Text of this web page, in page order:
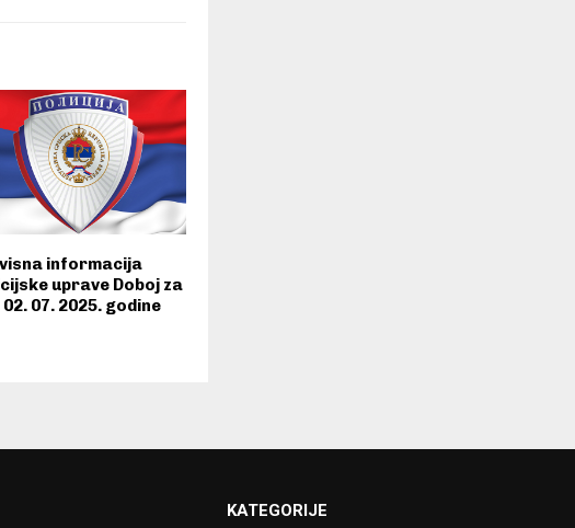
informacija
uprave Doboj za
02. 07. 2025. godine
KATEGORIJE